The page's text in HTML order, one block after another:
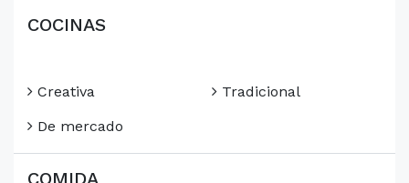
COCINAS
Creativa
De mercado
Tradicional
COMIDA